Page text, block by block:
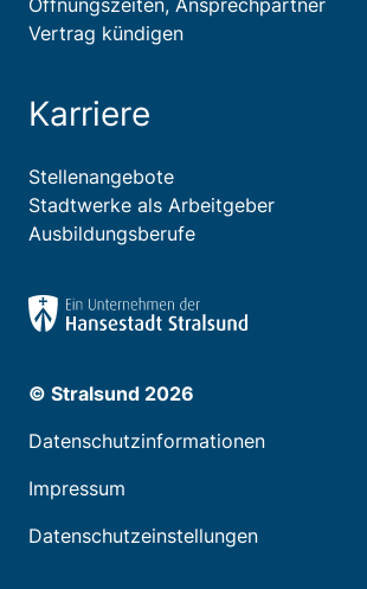
Öffnungszeiten, Ansprechpartner
Vertrag kündigen
Karriere
Stellenangebote
Stadtwerke als Arbeitgeber
Ausbildungsberufe
© Stralsund 2026
Datenschutzinformationen
Impressum
Datenschutzeinstellungen